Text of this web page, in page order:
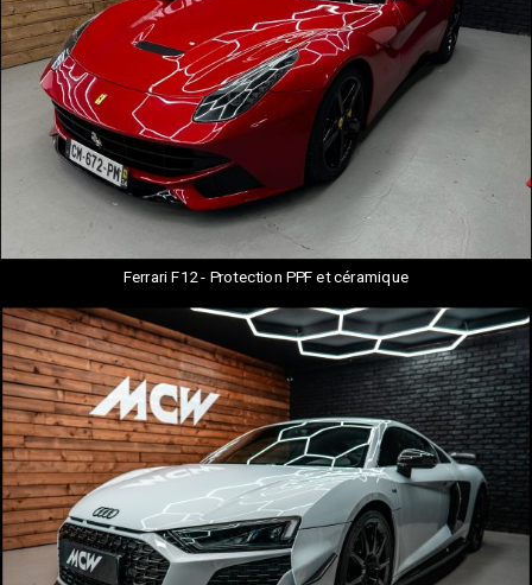
Ferrari F12 - Protection PPF et céramique